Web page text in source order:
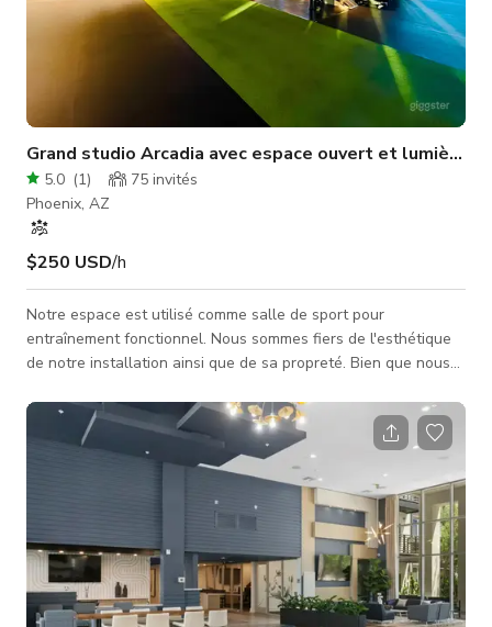
Grand studio Arcadia avec espace ouvert et lumière
5.0 (1) 75 invités
Phoenix, AZ
$250 USD/h
Notre espace est utilisé comme salle de sport pour
entraînement fonctionnel. Nous sommes fiers de l'esthétique
de notre installation ainsi que de sa propreté. Bien que nous
divers événements, y compris mais sans s'y limiter, des
séminaires, ateliers, séances photo, etc. La disposition de
l'installation offre un maximum d'espace ouvert, ce qui permet
d'accueillir un plus grand nombre de participants pour les